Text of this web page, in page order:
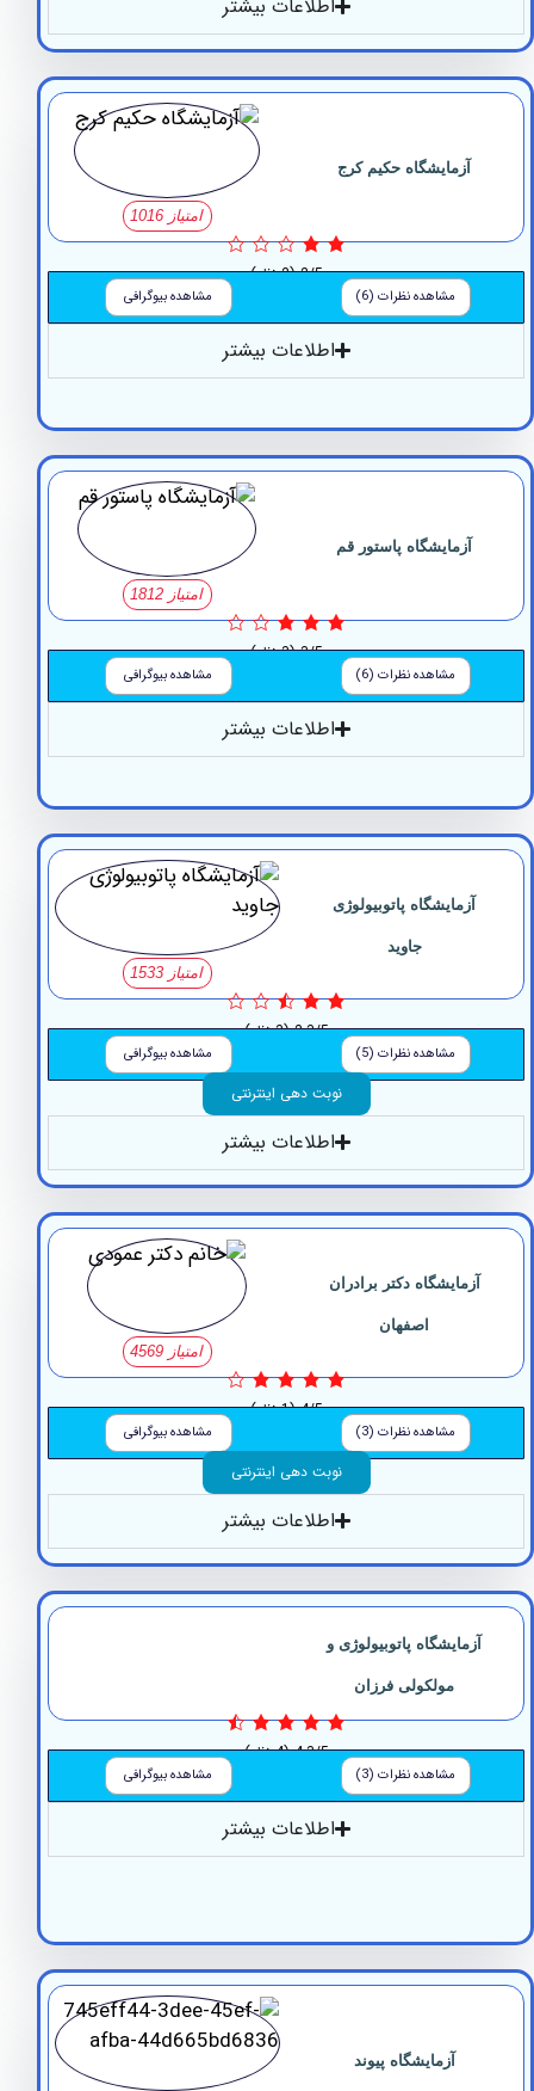
اطلاعات بیشتر
آزمایشگاه حکیم کرج
2/5 (2 نظر)
مشاهده نظرات (6) مشاهده بیوگرافی
اطلاعات بیشتر
آزمایشگاه پاستور قم
3/5 (3 نظر)
مشاهده نظرات (6) مشاهده بیوگرافی
اطلاعات بیشتر
پاتوبیولوژی
2.3/5 (3 نظر)
مشاهده نظرات (5) مشاهده بیوگرافی
نوبت دهی اینترنتی
اطلاعات بیشتر
دکتر برادران
4/5 (1 نظر)
مشاهده نظرات (3) مشاهده بیوگرافی
نوبت دهی اینترنتی
اطلاعات بیشتر
پاتوبیولوژی و
مولکولی فرزان
4.3/5 (4 نظر)
مشاهده نظرات (3) مشاهده بیوگرافی
اطلاعات بیشتر
آزمایشگاه پیوند